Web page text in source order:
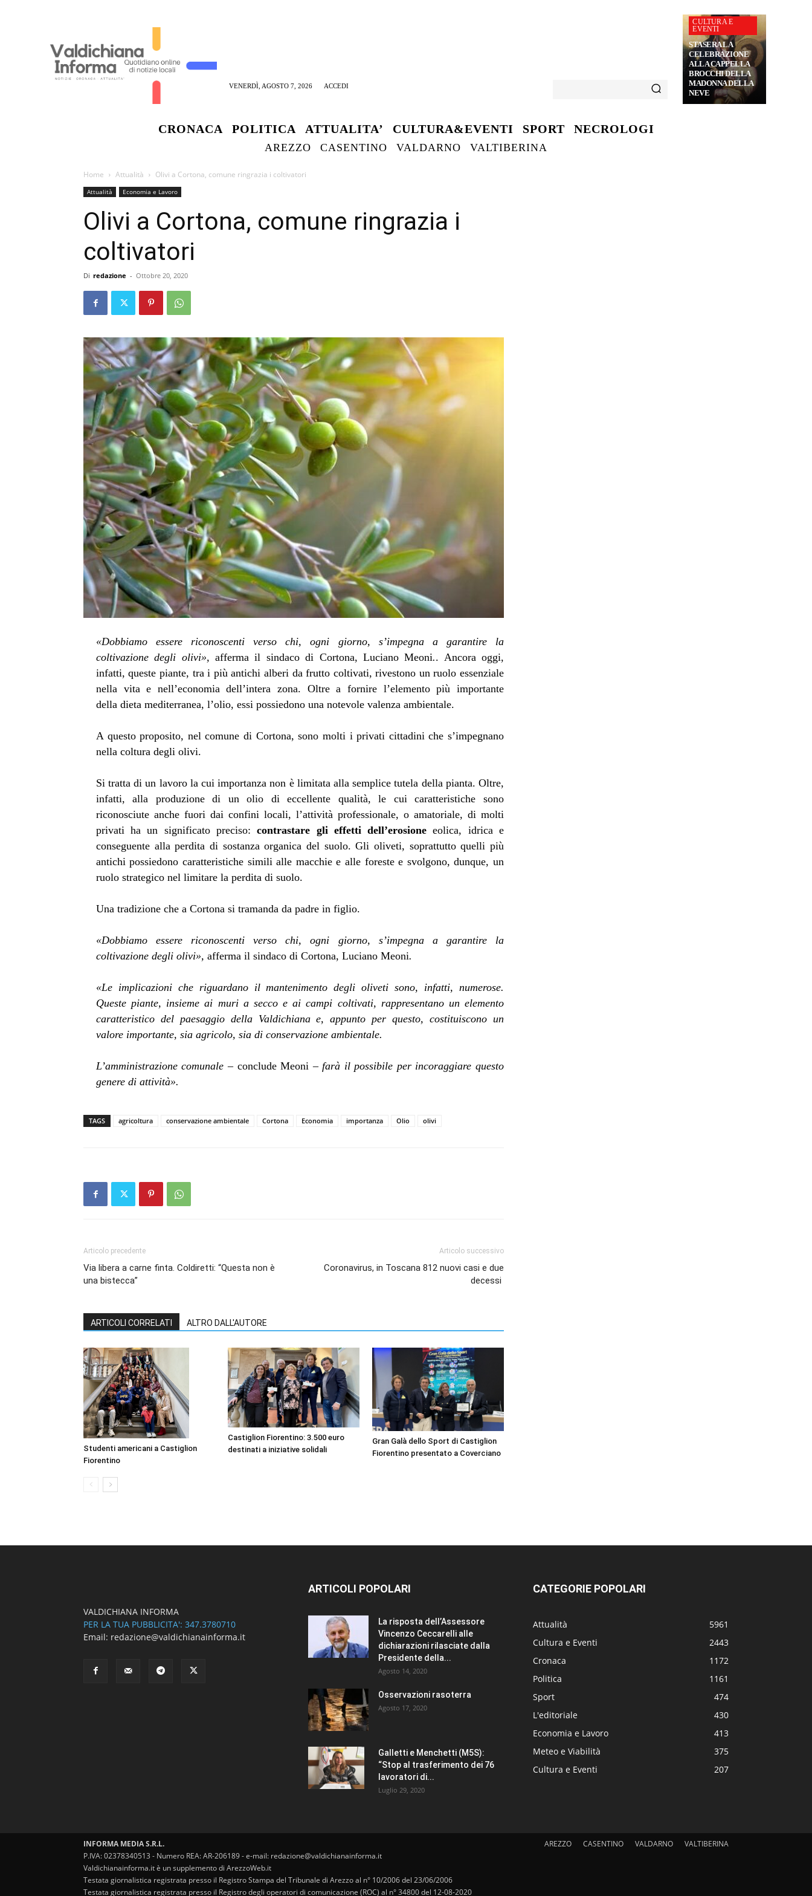
VENERDÌ, AGOSTO 7, 2026 ACCEDI
CULTURA E
EVENTI
STASERA LA
CELEBRAZIONE
ALLA CAPPELLA
BROCCHI DELLA
MADONNA DELLA
NEVE
CRONACA POLITICA ATTUALITA’ CULTURA&EVENTI SPORT NECROLOGI
AREZZO CASENTINO VALDARNO VALTIBERINA
Home Attualità Olivi a Cortona, comune ringrazia i coltivatori
Attualità Economia e Lavoro
Olivi a Cortona, comune ringrazia i
coltivatori
Di redazione - Ottobre 20, 2020
«Dobbiamo essere riconoscenti verso chi, ogni giorno, s’impegna a garantire la
coltivazione degli olivi», afferma il sindaco di Cortona, Luciano Meoni.. Ancora oggi,
infatti, queste piante, tra i più antichi alberi da frutto coltivati, rivestono un ruolo essenziale
nella vita e nell’economia dell’intera zona. Oltre a fornire l’elemento più importante
della dieta mediterranea, l’olio, essi possiedono una notevole valenza ambientale.
A questo proposito, nel comune di Cortona, sono molti i privati cittadini che s’impegnano
nella coltura degli olivi.
Si tratta di un lavoro la cui importanza non è limitata alla semplice tutela della pianta. Oltre,
infatti, alla produzione di un olio di eccellente qualità, le cui caratteristiche sono
riconosciute anche fuori dai confini locali, l’attività professionale, o amatoriale, di molti
privati ha un significato preciso:contrastare gli effetti dell’erosione eolica, idrica e
conseguente alla perdita di sostanza organica del suolo. Gli oliveti, soprattutto quelli più
antichi possiedono caratteristiche simili alle macchie e alle foreste e svolgono, dunque, un
ruolo strategico nel limitare la perdita di suolo.
Una tradizione che a Cortona si tramanda da padre in figlio.
«Dobbiamo essere riconoscenti verso chi, ogni giorno, s’impegna a garantire la
coltivazione degli olivi», afferma il sindaco di Cortona, Luciano Meoni.
«Le implicazioni che riguardano il mantenimento degli oliveti sono, infatti, numerose.
Queste piante, insieme ai muri a secco e ai campi coltivati, rappresentano un elemento
caratteristico del paesaggio della Valdichiana e, appunto per questo, costituiscono un
valore importante, sia agricolo, sia di conservazione ambientale.
L’amministrazione comunale– conclude Meoni –farà il possibile per incoraggiare questo
genere di attività».
TAGS agricoltura conservazione ambientale Cortona Economia importanza Olio olivi
Articolo precedente
Via libera a carne finta. Coldiretti: “Questa non è
una bistecca”
Articolo successivo
Coronavirus, in Toscana 812 nuovi casi e due
decessi
ARTICOLI CORRELATI ALTRO DALL'AUTORE
Studenti americani a Castiglion
Fiorentino
Castiglion Fiorentino: 3.500 euro
destinati a iniziative solidali
Gran Galà dello Sport di Castiglion
Fiorentino presentato a Coverciano
VALDICHIANA INFORMA
PER LA TUA PUBBLICITA': 347.3780710
Email: redazione@valdichianainforma.it
ARTICOLI POPOLARI
La risposta dell’Assessore
Vincenzo Ceccarelli alle
dichiarazioni rilasciate dalla
Presidente della...
Agosto 14, 2020
Osservazioni rasoterra
Agosto 17, 2020
Galletti e Menchetti (M5S):
“Stop al trasferimento dei 76
lavoratori di...
Luglio 29, 2020
CATEGORIE POPOLARI
Attualità
5961
Cultura e Eventi
2443
Cronaca
1172
Politica
1161
Sport
474
L'editoriale
430
Economia e Lavoro
413
Meteo e Viabilità
375
Cultura e Eventi
207
AREZZO CASENTINO VALDARNO VALTIBERINA
INFORMA MEDIA S.R.L.
P.IVA: 02378340513 - Numero REA: AR-206189 - e-mail: redazione@valdichianainforma.it
Valdichianainforma.it è un supplemento di ArezzoWeb.it
Testata giornalistica registrata presso il Registro Stampa del Tribunale di Arezzo al n° 10/2006 del 23/06/2006
Testata giornalistica registrata presso il Registro degli operatori di comunicazione (ROC) al n° 34800 del 12-08-2020